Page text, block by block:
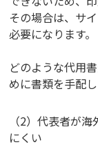
その場合は、サ
必要になります。
どのような代用
めに書類を手配し
（2）代表者が
にくい